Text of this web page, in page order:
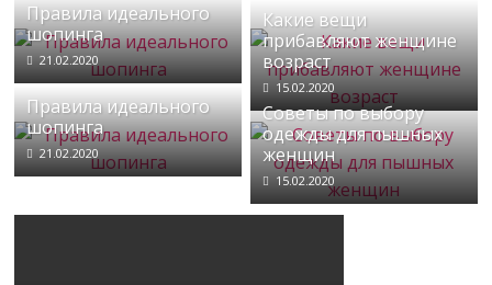
Правила идеального
шопинга
21.02.2020
Какие вещи
прибавляют женщине
возраст
15.02.2020
Правила идеального
шопинга
21.02.2020
Советы по выбору
одежды для пышных
женщин
15.02.2020